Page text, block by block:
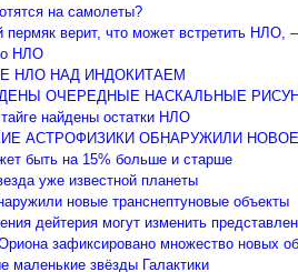
на самолеты?
верит, что может встретить НЛО,
НЛО
НЛО НАД ИНДОКИТАЕМ
ОЧЕРЕДНЫЕ НАСКАЛЬНЫЕ
найдены остатки НЛО
АСТРОФИЗИКИ ОБНАРУЖИЛИ
быть на 15% больше и старше
уже известной планеты
новые транснептуновые объекты
дейтерия могут изменить
зафиксировано множество новых
звёзды Галактики